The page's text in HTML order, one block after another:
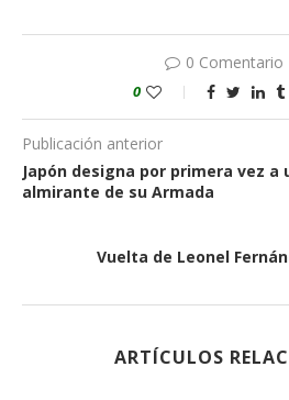
0 Comentario
0
Publicación anterior
Japón designa por primera vez a
almirante de su Armada
Vuelta de Leonel
ARTÍCULOS